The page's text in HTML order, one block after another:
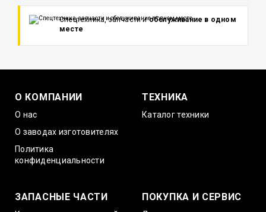
Спецтехника, запчасти иобслуживание в одном
месте
О КОМПАНИИ
О нас
О заводах изготовителях
Политика
конфиденциальности
ТЕХНИКА
Каталог техники
ЗАПАСНЫЕ ЧАСТИ ПОКУПКА И СЕРВИС